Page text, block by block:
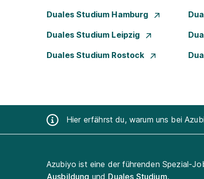
Duales Studium Hamburg
Duales Studium Leipzig
Duales Studium Rostock
Hier erfährst du, warum uns bei
Azubiyo ist eine der führenden Spezial-
Ausbildung und Duales Studium.